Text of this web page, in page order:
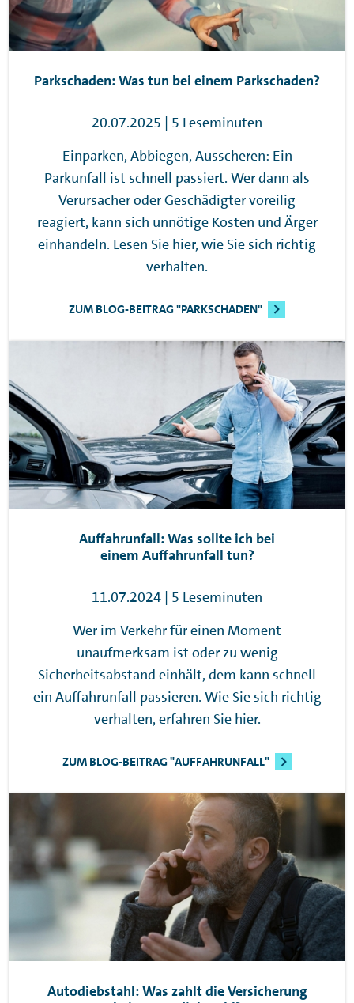
Parkschaden: Was tun bei einem Parkschaden?
20.07.2025 | 5 Leseminuten
Einparken, Abbiegen, Ausscheren: Ein
Parkunfall ist schnell passiert. Wer dann als
Verursacher oder Geschädigter voreilig
reagiert, kann sich unnötige Kosten und Ärger
einhandeln. Lesen Sie hier, wie Sie sich richtig
verhalten.
ZUM BLOG-BEITRAG "PARKSCHADEN"
Auffahrunfall: Was sollte ich bei
einem Auffahrunfall tun?
11.07.2024 | 5 Leseminuten
Wer im Verkehr für einen Moment
unaufmerksam ist oder zu wenig
Sicherheitsabstand einhält, dem kann schnell
ein Auffahrunfall passieren. Wie Sie sich richtig
verhalten, erfahren Sie hier.
ZUM BLOG-BEITRAG "AUFFAHRUNFALL"
Autodiebstahl: Was zahlt die Versicherung